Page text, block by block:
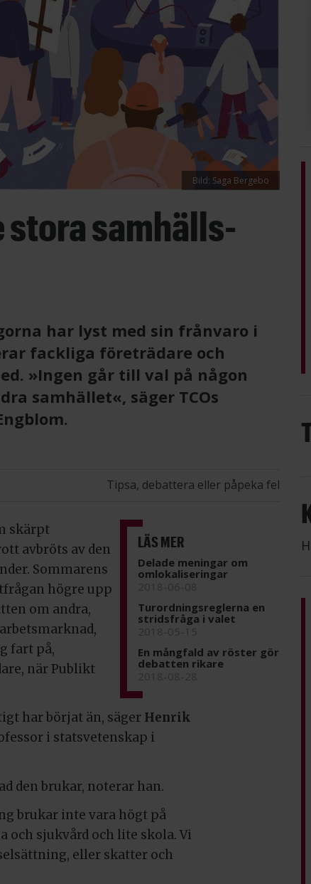
Bild: Saga Bergebo
stora samhälls­
har lyst med sin frånvaro i
fackliga företrädare och
»Ingen går till val på någon
samhället«, säger TCOs
Tipsa, debattera eller påpeka fel
LÄS MER
Delade meningar om
omlokaliseringar
Turordningsreglerna en
stridsfråga i valet
En mångfald av röster gör
debatten rikare
skärpt
avbröts av den
Sommarens
högre upp
om andra,
fart på,
när Publikt
har börjat än, säger Henrik
i statsvetenskap i
den brukar, noterar han.
brukar inte vara högt på
och sjukvård och lite skola. Vi
eller skatter och